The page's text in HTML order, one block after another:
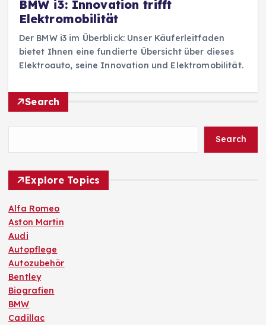
BMW i3: Innovation trifft
Elektromobilität
Der BMW i3 im Überblick: Unser Käuferleitfaden
bietet Ihnen eine fundierte Übersicht über dieses
Elektroauto, seine Innovation und Elektromobilität.
Search
Search
Explore Topics
Alfa Romeo
Aston Martin
Audi
Autopflege
Autozubehör
Bentley
Biografien
BMW
Cadillac